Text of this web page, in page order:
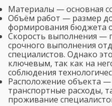
Материалы — основная
Объём работ — размер
формирования бюджета
Скорость выполнения —
срочного выполнения
специалистов. Однако
ключевым, так как на
соблюдения
Расположение объекта
транспортные расходы,
проживание